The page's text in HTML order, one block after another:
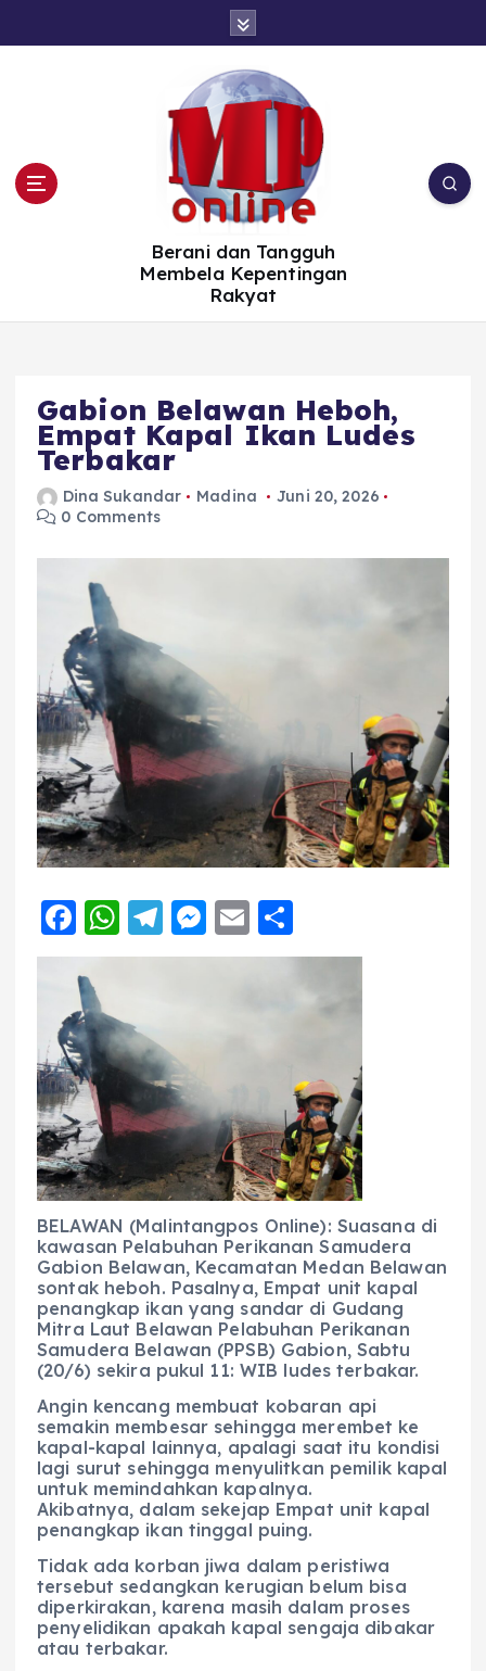
Berani dan Tangguh
Membela Kepentingan
Rakyat
Gabion Belawan Heboh,
Empat Kapal Ikan Ludes
Terbakar
Dina Sukandar Madina
Juni 20, 2026
0 Comments
F
a
c
e
b
o
o
k
W
h
ts
A
p
p
T
el
r
a
m
M
e
g
er
E
m h
a
re
BELAWAN (Malintangpos Online): Suasana di
kawasan Pelabuhan Perikanan Samudera
Gabion Belawan, Kecamatan Medan Belawan
sontak heboh. Pasalnya, Empat unit kapal
penangkap ikan yang sandar di Gudang
Mitra Laut Belawan Pelabuhan Perikanan
Samudera Belawan (PPSB) Gabion, Sabtu
(20/6) sekira pukul 11: WIB ludes terbakar.
Angin kencang membuat kobaran api
semakin membesar sehingga merembet ke
kapal-kapal lainnya, apalagi saat itu kondisi
lagi surut sehingga menyulitkan pemilik kapal
untuk memindahkan kapalnya.
Akibatnya, dalam sekejap Empat unit kapal
penangkap ikan tinggal puing.
Tidak ada korban jiwa dalam peristiwa
tersebut sedangkan kerugian belum bisa
diperkirakan, karena masih dalam proses
penyelidikan apakah kapal sengaja dibakar
atau terbakar.